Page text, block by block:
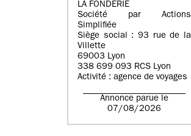
LA FONDERIE
Société par Actions
Simplifiée
Siège social : 93 rue de la
Villette
69003 Lyon
338 699 093 RCS Lyon
Activité : agence de voyages
Annonce parue le
07/08/2026